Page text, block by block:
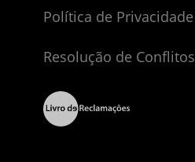
Política de Privacidade
Resolução de Conflitos